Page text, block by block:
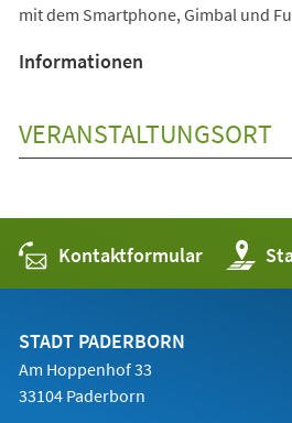
mit dem Smartphone, Gimbal und
Informationen
VERANSTALTUNGSORT
Kontaktformular (Öffnet
in
einem
STADT PADERBORN
Am Hoppenhof 33
33104 Paderborn